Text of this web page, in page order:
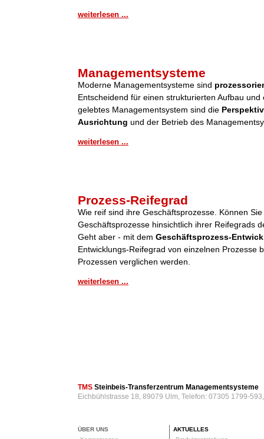
weiterlesen ...
Managementsysteme
Moderne Managementsysteme sind
Entscheidend für einen strukturierten Aufbau
gelebtes Managementsystem sind die
Ausrichtung und der Betrieb des
weiterlesen ...
Prozess-Reifegrad
Wie reif sind ihre Geschäftsprozesse. Können
Geschäftsprozesse hinsichtlich ihrer Reifegrads
Geht aber - mit dem Geschäftsprozess-
Entwicklungs-Reifegrad von einzelnen Prozesse
Prozessen verglichen werden.
weiterlesen ...
TMS Steinbeis-Transferzentrum Managementsysteme
Eichbühlstrasse 18, 89079 Ulm, Telefon: 07305 1799-
ÜBER UNS
AKTUELLES